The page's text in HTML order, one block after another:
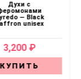
Духи с
— Black
unisex
3,200 ₽
КУПИТЬ